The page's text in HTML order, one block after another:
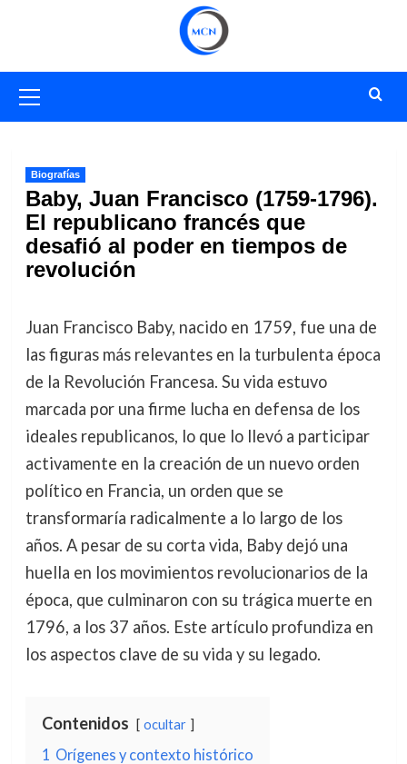
primario
Biografías
Baby, Juan Francisco (1759-1796).
El republicano francés que
desafió al poder en tiempos de
revolución
Juan Francisco Baby, nacido en 1759, fue una de
las figuras más relevantes en la turbulenta época
de la Revolución Francesa. Su vida estuvo
marcada por una firme lucha en defensa de los
ideales republicanos, lo que lo llevó a participar
activamente en la creación de un nuevo orden
político en Francia, un orden que se
transformaría radicalmente a lo largo de los
años. A pesar de su corta vida, Baby dejó una
huella en los movimientos revolucionarios de la
época, que culminaron con su trágica muerte en
1796, a los 37 años. Este artículo profundiza en
los aspectos clave de su vida y su legado.
Contenidos ocultar
1 Orígenes y contexto histórico